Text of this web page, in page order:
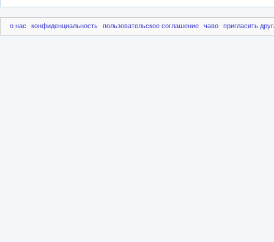
о нас конфиденциальность пользовательское соглашение чаво пригласить